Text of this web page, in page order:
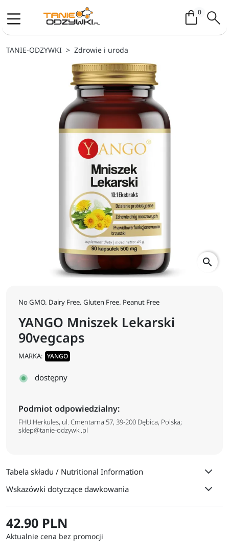
0Koszyk /
TANIE-ODZYWKI Zdrowie i uroda
search
No GMO. Dairy Free. Gluten Free. Peanut Free
YANGO Mniszek Lekarski
90vegcaps
MARKA: YANGO
dostępny
Podmiot odpowiedzialny:
FHU Herkules, ul. Cmentarna 57, 39-200 Dębica, Polska;
sklep@tanie-odzywki.pl
Tabela składu / Nutritional Information
Wskazówki dotyczące dawkowania
42.90 PLN
Aktualnie cena bez promocji